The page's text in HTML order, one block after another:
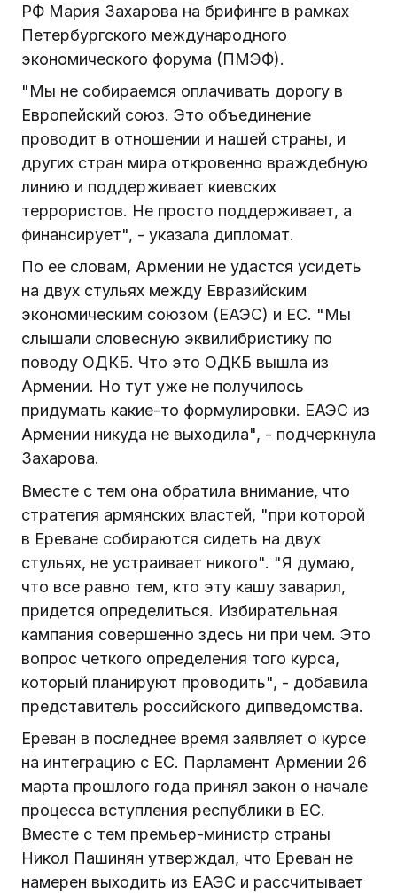
РФ Мария Захарова на брифинге в рамках
Петербургского международного
экономического форума (ПМЭФ).
"Мы не собираемся оплачивать дорогу в
Европейский союз. Это объединение
проводит в отношении и нашей страны, и
других стран мира откровенно враждебную
линию и поддерживает киевских
террористов. Не просто поддерживает, а
финансирует", - указала дипломат.
По ее словам, Армении не удастся усидеть
на двух стульях между Евразийским
экономическим союзом (ЕАЭС) и ЕС. "Мы
слышали словесную эквилибристику по
поводу ОДКБ. Что это ОДКБ вышла из
Армении. Но тут уже не получилось
придумать какие-то формулировки. ЕАЭС из
Армении никуда не выходила", - подчеркнула
Захарова.
Вместе с тем она обратила внимание, что
стратегия армянских властей, "при которой
в Ереване собираются сидеть на двух
стульях, не устраивает никого". "Я думаю,
что все равно тем, кто эту кашу заварил,
придется определиться. Избирательная
кампания совершенно здесь ни при чем. Это
вопрос четкого определения того курса,
который планируют проводить", - добавила
представитель российского дипведомства.
Ереван в последнее время заявляет о курсе
на интеграцию с ЕС. Парламент Армении 26
марта прошлого года принял закон о начале
процесса вступления республики в ЕС.
Вместе с тем премьер-министр страны
Никол Пашинян утверждал, что Ереван не
намерен выходить из ЕАЭС и рассчитывает